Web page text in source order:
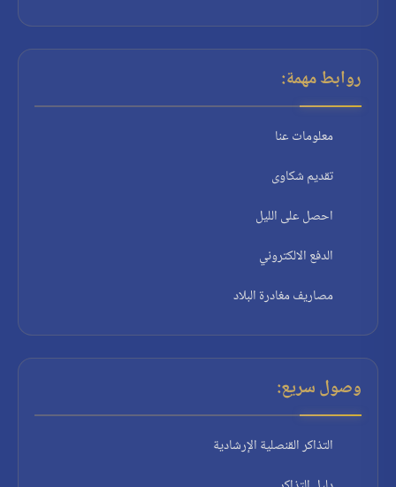
روابط مهمة:
معلومات عنا
تقديم شكاوى
احصل على الليل
الدفع الالكتروني
مصاريف مغادرة البلاد
وصول سريع:
التذاكر القنصلية الإرشادية